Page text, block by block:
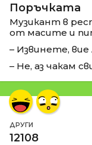
Поръчката
Музикант в
от масите и
– Извинете,
– Не, аз чакам
ДРУГИ
12108